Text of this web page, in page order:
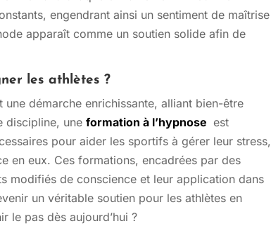
engendrant ainsi un sentiment de maîtrise
apparaît comme un soutien solide afin de
les athlètes ?
démarche enrichissante, alliant bien-être
discipline, uneformation à l’hypnose est
pour aider les sportifs à gérer leur stress,
en eux. Ces formations, encadrées par des
modifiés de conscience et leur application dans
un véritable soutien pour les athlètes en
le pas dès aujourd’hui ?